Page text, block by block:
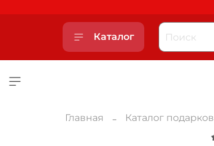
Каталог
Главная Каталог подарков